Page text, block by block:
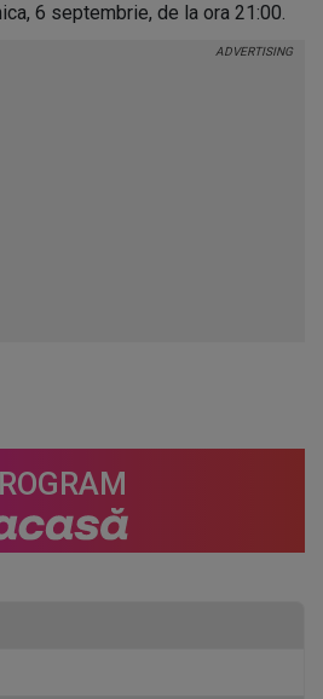
6 septembrie, de la ora 21:00.